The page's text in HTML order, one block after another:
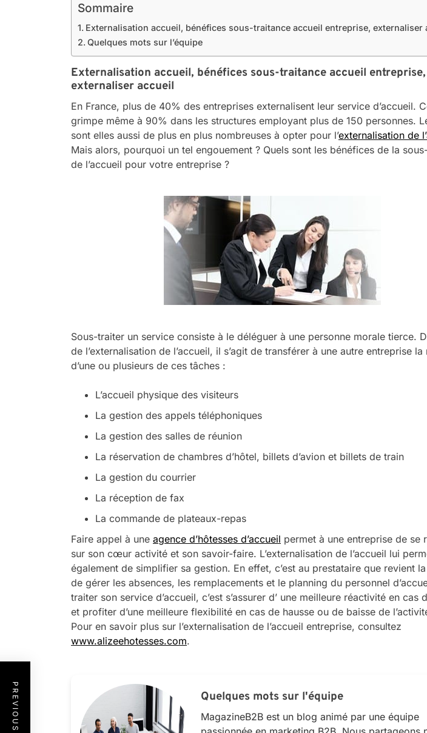
Sommaire
Externalisation accueil, bénéfices sous-traitance accueil entreprise, externaliser
Quelques mots sur l’équipe
Externalisation accueil, bénéfices sous-traitance accueil entreprise,
externaliser accueil
En France, plus de 40% des entreprises externalisent leur service d’accueil.
grimpe même à 90% dans les structures employant plus de 150 personnes.
sont elles aussi de plus en plus nombreuses à opter pour l’externalisation de
Mais alors, pourquoi un tel engouement ? Quels sont les bénéfices de la
de l’accueil pour votre entreprise ?
Sous-traiter un service consiste à le déléguer à une personne morale tierce.
de l’externalisation de l’accueil, il s’agit de transférer à une autre entreprise
d’une ou plusieurs de ces tâches :
L’accueil physique des visiteurs
La gestion des appels téléphoniques
La gestion des salles de réunion
La réservation de chambres d’hôtel, billets d’avion et billets de train
La gestion du courrier
La réception de fax
La commande de plateaux-repas
Faire appel à une agence d’hôtesses d’accueil permet à une entreprise de se
sur son cœur activité et son savoir-faire. L’externalisation de l’accueil lui
également de simplifier sa gestion. En effet, c’est au prestataire que revient
de gérer les absences, les remplacements et le planning du personnel
traiter son service d’accueil, c’est s’assurer d’ une meilleure réactivité en cas
et profiter d’une meilleure flexibilité en cas de hausse ou de baisse de
Pour en savoir plus sur l’externalisation de l’accueil entreprise, consultez
www.alizeehotesses.com.
Quelques mots sur l'équipe
MagazineB2B est un blog animé par une équipe